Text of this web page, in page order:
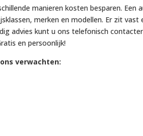
manieren kosten besparen.
merken en modellen. Er zit
advies kunt u ons telefonisch
en persoonlijk!
verwachten: